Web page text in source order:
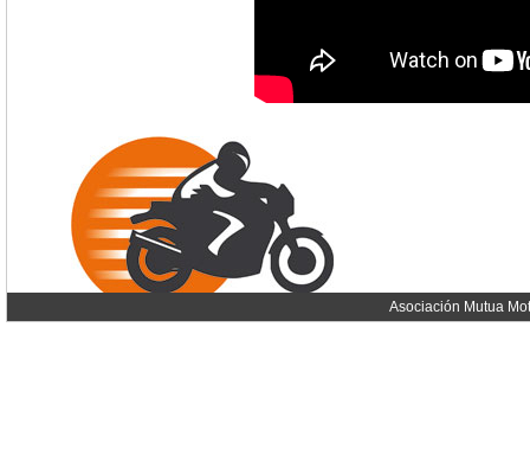
Asociación Mutua